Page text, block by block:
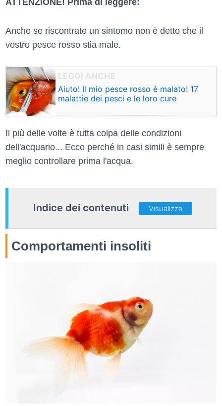
ATTENZIONE! Prima di leggere:
Anche se riscontrate un sintomo non è detto che il
vostro pesce rosso stia male.
Aiuto! Il mio pesce rosso è malato! 17
malattie dei pesci e le loro cure
Il più delle volte è tutta colpa delle condizioni
dell'acquario... Ecco perché in casi simili è sempre
meglio controllare prima l'acqua.
Indice dei contenuti Visualizza
Comportamenti insoliti